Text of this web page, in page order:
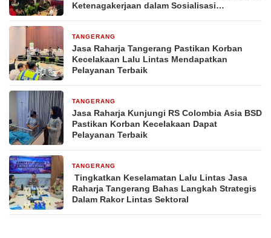
Ketenagakerjaan dalam Sosialisasi
melalui Pelatihan PPGD
TANGERANG
Jasa Raharja Tangerang Pastikan Korban
Kecelakaan Lalu Lintas Mendapatkan
Pelayanan Terbaik
TANGERANG
Jasa Raharja Kunjungi RS Colombia Asia BSD
Pastikan Korban Kecelakaan Dapat
Pelayanan Terbaik
TANGERANG
Tingkatkan Keselamatan Lalu Lintas Jasa
Raharja Tangerang Bahas Langkah Strategis
Dalam Rakor Lintas Sektoral